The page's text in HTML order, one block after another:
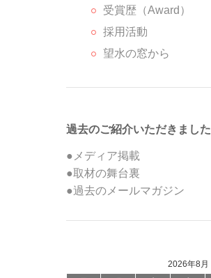
受賞歴（Award）
採用活動
望水の窓から
過去のご紹介いただきました
●メディア掲載
●取材の舞台裏
●過去のメールマガジン
2026年8月